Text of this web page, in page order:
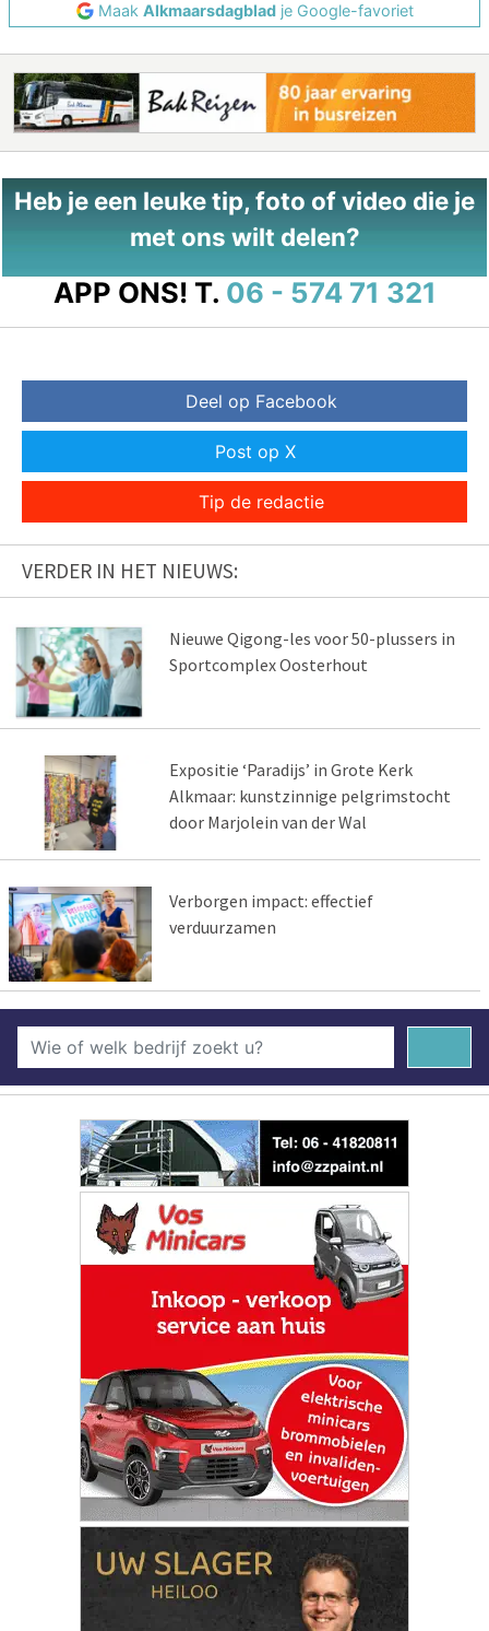
Maak Alkmaarsdagbladje Google-favoriet
Heb je een leuke tip, foto of video die je
met ons wilt delen?
APP ONS! T. 06 - 574 71 321
Deel op Facebook
Post op X
Tip de redactie
VERDER IN HET NIEUWS:
Nieuwe Qigong-les voor 50-plussers in
Sportcomplex Oosterhout
Expositie ‘Paradijs’ in Grote Kerk
Alkmaar: kunstzinnige pelgrimstocht
door Marjolein van der Wal
Verborgen impact: effectief
verduurzamen